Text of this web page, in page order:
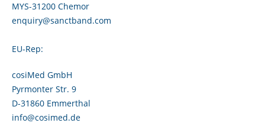
MYS-31200 Chemor
enquiry@sanctband.com
EU-Rep:
cosiMed GmbH
Pyrmonter Str. 9
D-31860 Emmerthal
info@cosimed.de